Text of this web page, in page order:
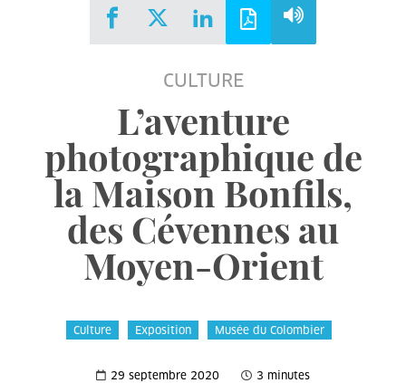
CULTURE
L’aventure
photographique de
la Maison Bonfils,
des Cévennes au
Moyen-Orient
Culture Exposition Musée du Colombier
29 septembre 2020 3 minutes